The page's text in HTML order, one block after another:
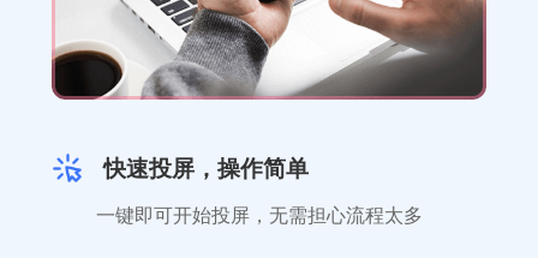
快速投屏，操作简单
一键即可开始投屏，无需担心流程太多
铁粉反馈
平时习惯在电脑上看剧，因为手机屏幕太小